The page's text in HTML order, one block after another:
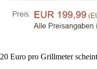
20 Euro pro Grillmeter